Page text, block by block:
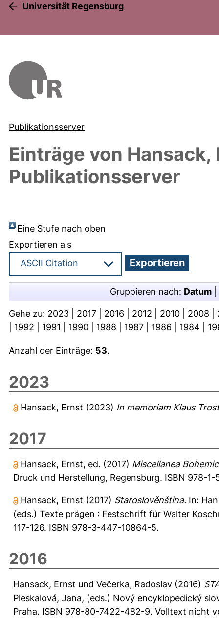
Universität Regensburg
Publikationsserver
Einträge von Hansack,
Publikationsserver
Eine Stufe nach oben
Exportieren als
Gruppieren nach: Datum
Gehe zu: 2023 2017 2016 2012 2010 2008
1992 1991 1990 1988 1987 1986 1984
Anzahl der Einträge: 53.
2023
Hansack, Ernst (2023) In memoriam Klaus
2017
Hansack, Ernst, ed. (2017) Miscellanea
Druck und Herstellung, Regensburg. ISBN 978-
Hansack, Ernst (2017) Staroslověnština. In:
(eds.) Texte prägen : Festschrift für Walter
117-126. ISBN 978-3-447-10864-5.
2016
Hansack, Ernst und Večerka, Radoslav (2016)
Pleskalová, Jana, (eds.) Nový encyklopedický
Praha. ISBN 978-80-7422-482-9. Volltext nicht